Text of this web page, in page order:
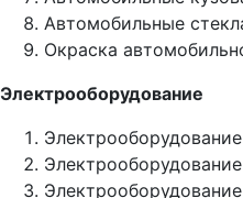
Автомобильные
Окраска
Электрооборудование